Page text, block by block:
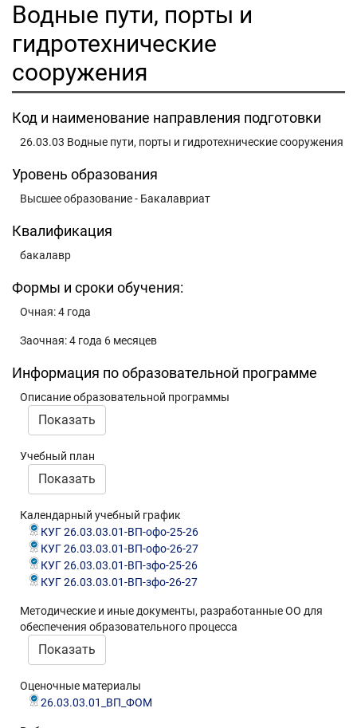
Водные пути, порты и
гидротехнические
сооружения
Код и наименование направления подготовки
26.03.03 Водные пути, порты и гидротехнические сооружения
Уровень образования
Высшее образование - Бакалавриат
Квалификация
бакалавр
Формы и сроки обучения:
Очная: 4 года
Заочная: 4 года 6 месяцев
Информация по образовательной программе
Описание образовательной программы
Показать
Учебный план
Показать
Календарный учебный график
КУГ 26.03.03.01-ВП-офо-25-26
КУГ 26.03.03.01-ВП-офо-26-27
КУГ 26.03.03.01-ВП-зфо-25-26
КУГ 26.03.03.01-ВП-зфо-26-27
Методические и иные документы, разработанные ОО для
обеспечения образовательного процесса
Показать
Оценочные материалы
26.03.03.01_ВП_ФОМ